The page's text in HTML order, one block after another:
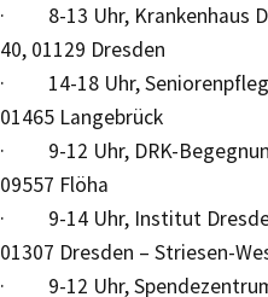
· 8-13 Uhr, Krankenhaus
40, 01129 Dresden
· 14-18 Uhr,
01465 Langebrück
· 9-12 Uhr, DRK-
09557 Flöha
· 9-14 Uhr, Institut
01307 Dresden – Striesen-
· 9-12 Uhr,